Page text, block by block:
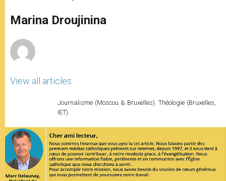
p
p
g
e
o
k
r
Marina Droujinina
View all articles
Journalisme (Moscou & Bruxelles). Théologie (Bruxelles,
IET).